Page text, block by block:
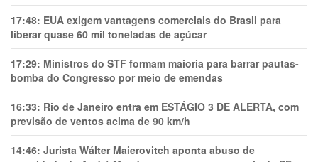
17:48: EUA exigem vantagens comerciais do Brasil para
liberar quase 60 mil toneladas de açúcar
17:29: Ministros do STF formam maioria para barrar pautas-
bomba do Congresso por meio de emendas
16:33: Rio de Janeiro entra em ESTÁGIO 3 DE ALERTA, com
previsão de ventos acima de 90 km/h
14:46: Jurista Wálter Maierovitch aponta abuso de